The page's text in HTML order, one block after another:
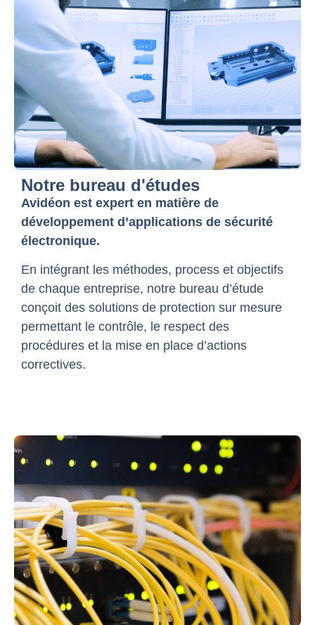
Notre bureau d'études
Avidéon est expert en matière de
développement d’applications de sécurité
électronique.
En intégrant les méthodes, process et objectifs
de chaque entreprise, notre bureau d’étude
conçoit des solutions de protection sur mesure
permettant le contrôle, le respect des
procédures et la mise en place d’actions
correctives.